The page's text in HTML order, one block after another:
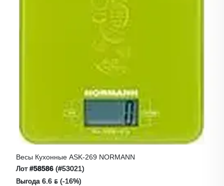
Весы Кухонные ASK-269 NORMANN
Лот#58586 (#53021)
Выгода 6.6 ƃ (-16%)